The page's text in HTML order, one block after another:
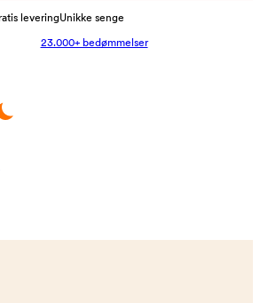
leveringUnikke senge
23.000+ bedømmelser